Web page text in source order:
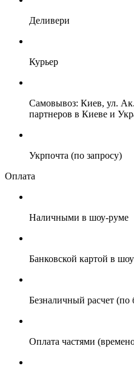
Деливери
Курьер
Самовывоз: Киев, ул.
партнеров в Киеве и
Укрпочта (по запросу)
Оплата
Наличными в шоу-руме
Банковской картой в
Безналичный расчет (по
Оплата частями